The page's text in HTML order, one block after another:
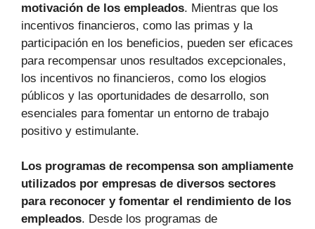
motivación de los empleados. Mientras que los
incentivos financieros, como las primas y la
participación en los beneficios, pueden ser eficaces
para recompensar unos resultados excepcionales,
los incentivos no financieros, como los elogios
públicos y las oportunidades de desarrollo, son
esenciales para fomentar un entorno de trabajo
positivo y estimulante.
Los programas de recompensa son ampliamente
utilizados por empresas de diversos sectores
para reconocer y fomentar el rendimiento de los
empleados. Desde los programas de